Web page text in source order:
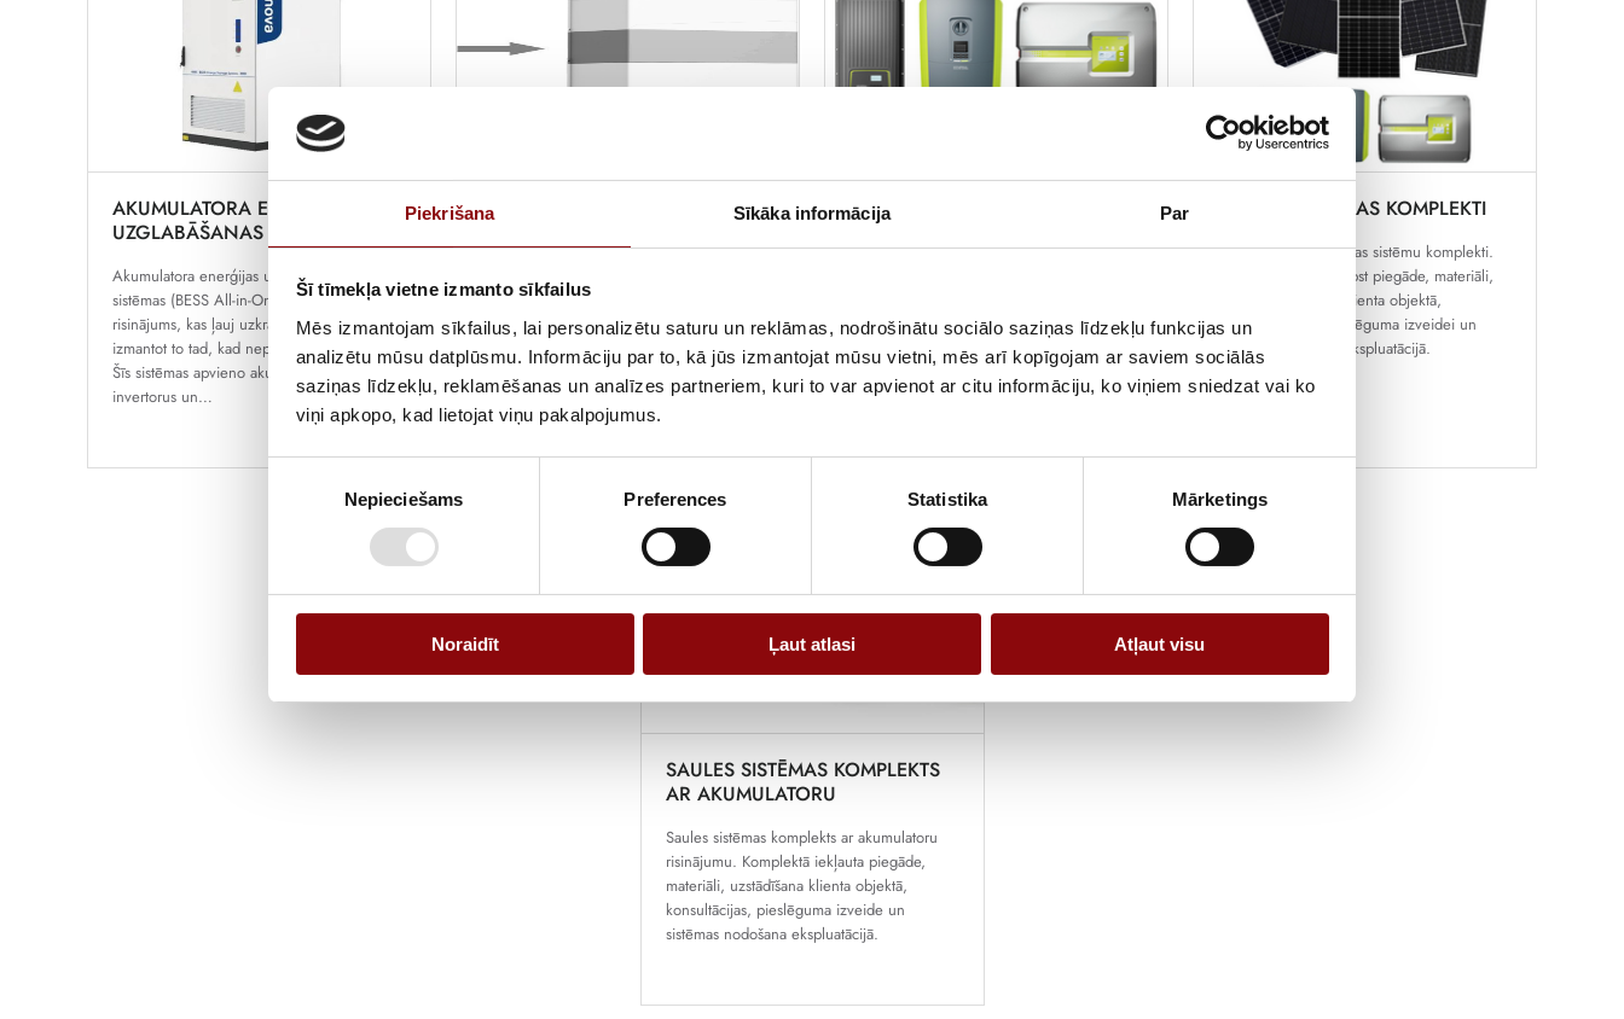
Piekrišana Sīkāka informācija Par
Šī tīmekļa vietne izmanto sīkfailus
Mēs izmantojam sīkfailus, lai personalizētu saturu un reklāmas, nodrošinātu sociālo saziņas līdzekļu funkcijas un
analizētu mūsu datplūsmu. Informāciju par to, kā jūs izmantojat mūsu vietni, mēs arī kopīgojam ar saviem sociālās
saziņas līdzekļu, reklamēšanas un analīzes partneriem, kuri to var apvienot ar citu informāciju, ko viņiem sniedzat vai ko
viņi apkopo, kad lietojat viņu pakalpojumus.
Piekrišanas
Nepieciešams Preferences Statistika Mārketings
Noraidīt Ļaut atlasi Atļaut visu
AKUMULATORA ENERĢIJAS
UZGLABĀŠANAS SISTĒMAS
Akumulatora enerģijas uzglabāšanas
sistēmas (BESS All-in-One). Mūsdienīgs
risinājums, kas ļauj uzkrāt elektroenerģiju un
izmantot to tad, kad nepieciešams visvairāk.
Šīs sistēmas apvieno akumulatorus,
invertorus un…
AKUMULATORI
Saules enerģijas akumulatori no BMZ ir
saules paneļu saražoto enerģiju. Tie uzglabā
saražoto pārpalikumu un ļauj to izmantot
vēlāk –…
SAULES INVERTORI
Saules invertori no KOSTAL veido katras
maiņstrāvā. Pateicoties plašajam produktu
klāstam, kas pieejams dažādos…
SAULES SISTĒMAS KOMPLEKTI
Gatavi saules enerģijas sistēmu komplekti.
Komplekta cenā ietilpst piegāde, materiāli,
uzstādīšanas darbs klienta objektā,
konsultācijas ST pieslēguma izveidei un
sistēmas nodošana ekspluatācijā.
SAULES SISTĒMAS KOMPLEKTS
AR AKUMULATORU
Saules sistēmas komplekts ar akumulatoru
risinājumu. Komplektā iekļauta piegāde,
materiāli, uzstādīšana klienta objektā,
konsultācijas, pieslēguma izveide un
sistēmas nodošana ekspluatācijā.